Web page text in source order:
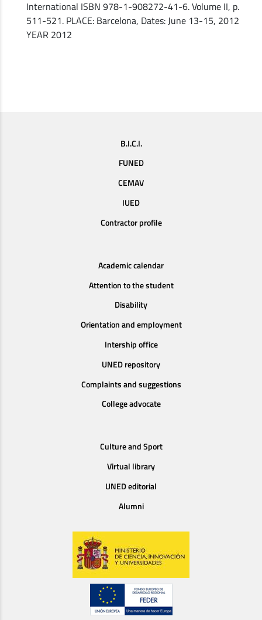
International ISBN 978-1-908272-41-6. Volume II, p.
511-521. PLACE: Barcelona, ​​Dates: June 13-15, 2012
YEAR 2012
B.I.C.I.
FUNED
CEMAV
IUED
Contractor profile
Academic calendar
Attention to the student
Disability
Orientation and employment
Intership office
UNED repository
Complaints and suggestions
College advocate
Culture and Sport
Virtual library
UNED editorial
Alumni